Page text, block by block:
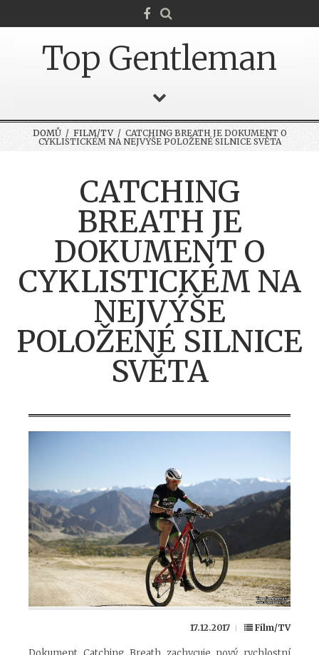
Top Gentleman
DOMŮ/ FILM/TV/ CATCHING BREATH JE DOKUMENT O
CYKLISTICKÉM NA NEJVÝŠE POLOŽENÉ SILNICE SVĚTA
CATCHING
BREATH JE
DOKUMENT O
CYKLISTICKÉM NA
NEJVÝŠE
POLOŽENÉ SILNICE
SVĚTA
17.12.2017 Film/TV